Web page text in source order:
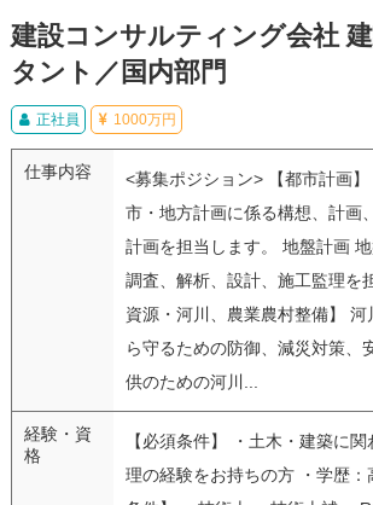
建設コンサルティング会社
タント／国内部門
正社員 1000万円
仕事内容
<募集ポジション> 【都市計画
市・地方計画に係る構想、計画
計画を担当します。 地盤計画
調査、解析、設計、施工監理を
資源・河川、農業農村整備】
ら守るための防御、減災対策、
供のための河川...
経験・資
格
【必須条件】 ・土木・建築に
理の経験をお持ちの方 ・学歴：